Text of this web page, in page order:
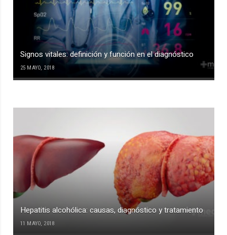
Signos vitales: definición y función en el diagnóstico
25 MAYO, 2018
Hepatitis alcohólica: causas, diagnóstico y tratamiento
11 MAYO, 2018